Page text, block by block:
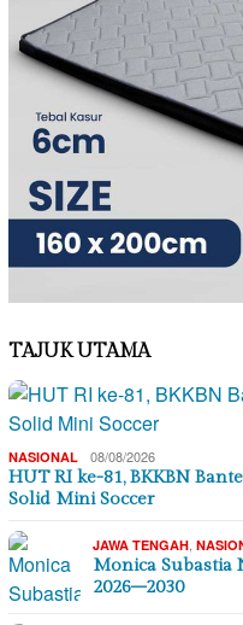
TAJUK UTAMA
NASIONAL 08/08/2026
HUT RI ke-81, BKKBN
Solid Mini Soccer
JAWA TENGAH
Monica Subastia
2026–2030